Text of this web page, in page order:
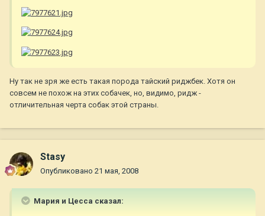
Ну так не зря же есть такая порода тайский риджбек. Хотя он
совсем не похож на этих собачек, но, видимо, ридж -
отличительная черта собак этой страны.
Stasy
Опубликовано 21 мая, 2008
Мария и Цесса сказал: